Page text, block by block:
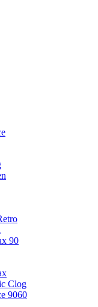
90
Clog
9060